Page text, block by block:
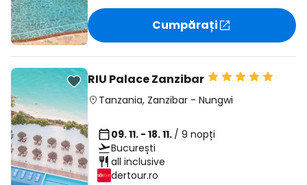
Cumpărați
RIU Palace Zanzibar
Tanzania, Zanzibar - Nungwi
09. 11. - 18. 11. / 9 nopți
București
all inclusive
dertour.ro